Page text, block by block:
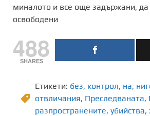
миналото и все още задържани, да
освободени
488
SHARES
Етикети: без, контрол, на,
отвличания, Преследваната,
разпространените, убийства,